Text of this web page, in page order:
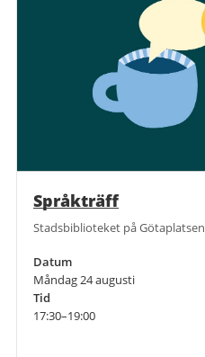
Språkträff
Stadsbiblioteket på Götaplatsen
Datum
Måndag 24 augusti
Tid
17:30–19:00